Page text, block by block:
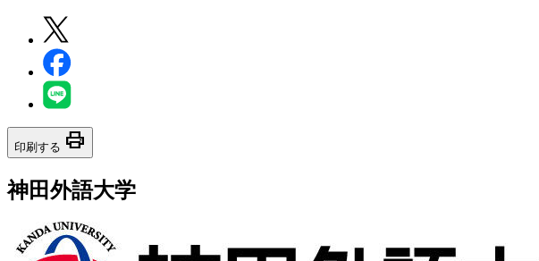
印刷する print
神田外語大学